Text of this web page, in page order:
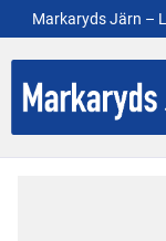
Markaryds Järn –